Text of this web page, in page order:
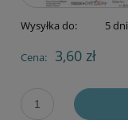
Wysyłka do: 5 dni
Cena: 3,60 zł